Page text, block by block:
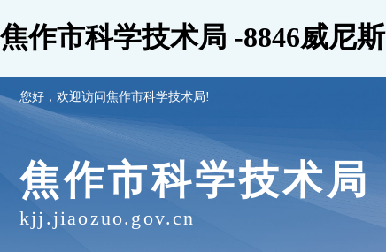
焦作市科学技术局 -8846威尼斯
您好，欢迎访问焦作市科学技术局!
焦作市科学技术局
kjj.jiaozuo.gov.cn